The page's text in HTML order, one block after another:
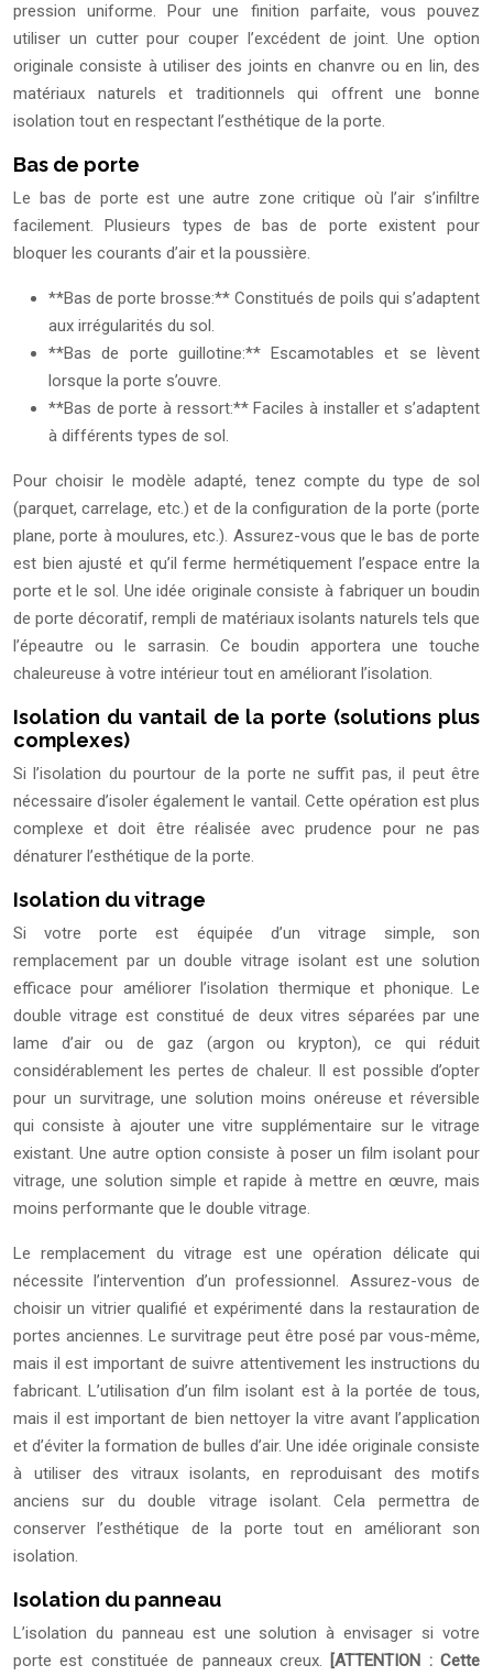
pression uniforme. Pour une finition parfaite, vous pouvez
utiliser un cutter pour couper l’excédent de joint. Une option
originale consiste à utiliser des joints en chanvre ou en lin, des
matériaux naturels et traditionnels qui offrent une bonne
isolation tout en respectant l’esthétique de la porte.
Bas de porte
Le bas de porte est une autre zone critique où l’air s’infiltre
facilement. Plusieurs types de bas de porte existent pour
bloquer les courants d’air et la poussière.
**Bas de porte brosse:** Constitués de poils qui s’adaptent
aux irrégularités du sol.
**Bas de porte guillotine:** Escamotables et se lèvent
lorsque la porte s’ouvre.
**Bas de porte à ressort:** Faciles à installer et s’adaptent
à différents types de sol.
Pour choisir le modèle adapté, tenez compte du type de sol
(parquet, carrelage, etc.) et de la configuration de la porte (porte
plane, porte à moulures, etc.). Assurez-vous que le bas de porte
est bien ajusté et qu’il ferme hermétiquement l’espace entre la
porte et le sol. Une idée originale consiste à fabriquer un boudin
de porte décoratif, rempli de matériaux isolants naturels tels que
l’épeautre ou le sarrasin. Ce boudin apportera une touche
chaleureuse à votre intérieur tout en améliorant l’isolation.
Isolation du vantail de la porte (solutions plus
complexes)
Si l’isolation du pourtour de la porte ne suffit pas, il peut être
nécessaire d’isoler également le vantail. Cette opération est plus
complexe et doit être réalisée avec prudence pour ne pas
dénaturer l’esthétique de la porte.
Isolation du vitrage
Si votre porte est équipée d’un vitrage simple, son
remplacement par un double vitrage isolant est une solution
efficace pour améliorer l’isolation thermique et phonique. Le
double vitrage est constitué de deux vitres séparées par une
lame d’air ou de gaz (argon ou krypton), ce qui réduit
considérablement les pertes de chaleur. Il est possible d’opter
pour un survitrage, une solution moins onéreuse et réversible
qui consiste à ajouter une vitre supplémentaire sur le vitrage
existant. Une autre option consiste à poser un film isolant pour
vitrage, une solution simple et rapide à mettre en œuvre, mais
moins performante que le double vitrage.
Le remplacement du vitrage est une opération délicate qui
nécessite l’intervention d’un professionnel. Assurez-vous de
choisir un vitrier qualifié et expérimenté dans la restauration de
portes anciennes. Le survitrage peut être posé par vous-même,
mais il est important de suivre attentivement les instructions du
fabricant. L’utilisation d’un film isolant est à la portée de tous,
mais il est important de bien nettoyer la vitre avant l’application
et d’éviter la formation de bulles d’air. Une idée originale consiste
à utiliser des vitraux isolants, en reproduisant des motifs
anciens sur du double vitrage isolant. Cela permettra de
conserver l’esthétique de la porte tout en améliorant son
isolation.
Isolation du panneau
L’isolation du panneau est une solution à envisager si votre
porte est constituée de panneaux creux. [ATTENTION : Cette